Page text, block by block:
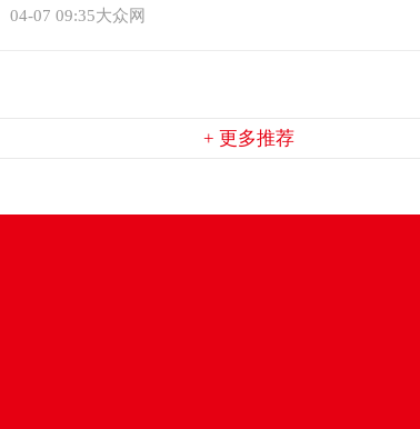
04-07 09:35大众网
+ 更多推荐